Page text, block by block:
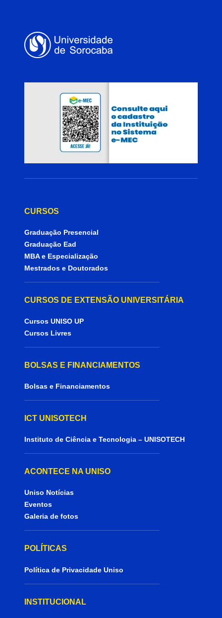
CURSOS
Graduação Presencial
Graduação Ead
MBA e Especialização
Mestrados e Doutorados
CURSOS DE EXTENSÃO UNIVERSITÁRIA
Cursos UNISO UP
Cursos Livres
BOLSAS E FINANCIAMENTOS
Bolsas e Financiamentos
ICT UNISOTECH
Instituto de Ciência e Tecnologia – UNISOTECH
ACONTECE NA UNISO
Uniso Notícias
Eventos
Galeria de fotos
POLÍTICAS
Política de Privacidade Uniso
INSTITUCIONAL